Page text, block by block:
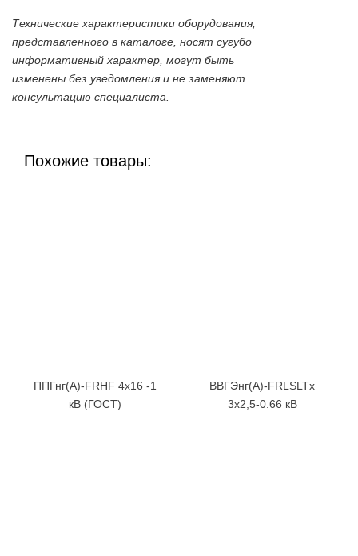
Технические характеристики оборудования,
представленного в каталоге, носят сугубо
информативный характер, могут быть
изменены без уведомления и не заменяют
консультацию специалиста.
Похожие товары:
ППГнг(А)-FRHF 4х16 -1
кВ (ГОСТ)
ВВГЭнг(А)-FRLSLTx
3х2,5-0.66 кВ